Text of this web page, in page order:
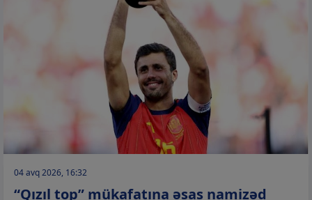
04 avq 2026, 16:32
“Qızıl top” mükafatına əsas namizəd